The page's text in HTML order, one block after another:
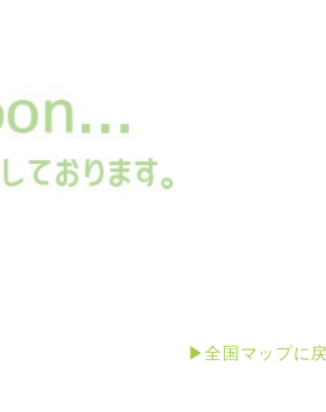
▶全国マップに